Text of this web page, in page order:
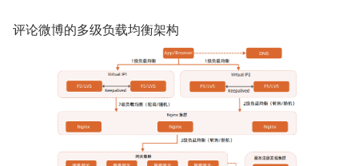
评论微博的多级负载均衡架构